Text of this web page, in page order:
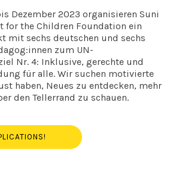
Dezember 2023 organisieren Suni
for the Children Foundation ein
mit sechs deutschen und sechs
zum UN-
Nr. 4: Inklusive, gerechte und
für alle. Wir suchen motivierte
haben, Neues zu entdecken, mehr
den Tellerrand zu schauen.